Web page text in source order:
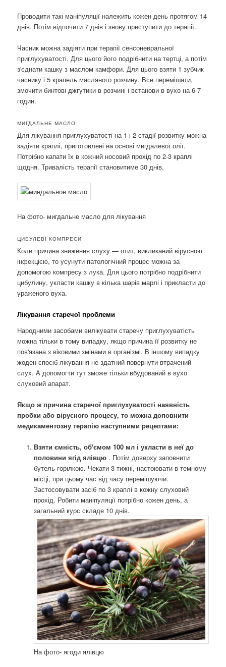
Проводити такі маніпуляції належить кожен день протягом 14
днів. Потім відпочити 7 днів і знову приступити до терапії.
Часник можна задіяти при терапії сенсоневральної
приглухуватості. Для цього його подрібнити на тертці, а потім
з'єднати кашку з маслом камфори. Для цього взяти 1 зубчик
часнику і 5 крапель масляного розчину. Все перемішати,
змочити бинтові джгутики в розчині і встанови в вухо на 6-7
годин.
МИГДАЛЬНЕ МАСЛО
Для лікування приглухуватості на 1 і 2 стадії розвитку можна
задіяти краплі, приготовлені на основі мигдалевої олії.
Потрібно капати їх в кожний носовий прохід по 2-3 краплі
щодня. Тривалість терапії становитиме 30 днів.
На фото- мигдальне масло для лікування
ЦИБУЛЕВІ КОМПРЕСИ
Коли причина зниження слуху — отит, викликаний вірусною
інфекцією, то усунути патологічний процес можна за
допомогою компресу з лука. Для цього потрібно подрібнити
цибулину, укласти кашку в кілька шарів марлі і прикласти до
ураженого вуха.
Лікування старечої проблеми
Народними засобами вилікувати старечу приглухуватість
можна тільки в тому випадку, якщо причина її розвитку не
пов'язана з віковими змінами в організмі. В іншому випадку
жоден спосіб лікування не здатний повернути втрачений
слух. А допомогти тут зможе тільки вбудований в вухо
слуховий апарат.
Якщо ж причина старечої приглухуватості наявність
пробки або вірусного процесу, то можна доповнити
медикаментозну терапію наступними рецептами:
Взяти ємність, об'ємом 100 мл і укласти в неї до
половини ягід ялівцю . Потім доверху заповнити
бутель горілкою. Чекати 3 тижні, настоювати в темному
місці, при цьому час від часу перемішуючи.
Застосовувати засіб по 3 краплі в кожну слуховий
прохід. Робити маніпуляції потрібно кожен день, а
загальний курс складе 10 днів.
На фото- ягоди ялівцю